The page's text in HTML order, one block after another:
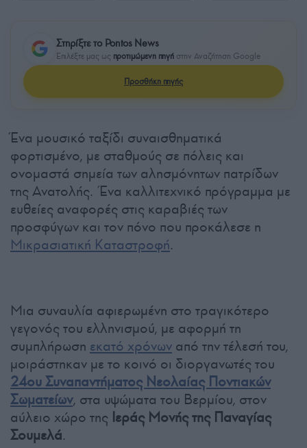
Στηρίξτε το Pontos News
Επιλέξτε μας ως προτιμώμενη πηγή στην Αναζήτηση Google
Προσθήκη πηγής
Ένα μουσικό ταξίδι συναισθηματικά
φορτισμένο, με σταθμούς σε πόλεις και
ονομαστά σημεία των αλησμόνητων πατρίδων
της Ανατολής. Ένα καλλιτεχνικό πρόγραμμα με
ευθείες αναφορές στις καραβιές των
προσφύγων και τον πόνο που προκάλεσε η
Μικρασιατική Καταστροφή.
Μια συναυλία αφιερωμένη στο τραγικότερο
γεγονός του ελληνισμού, με αφορμή τη
συμπλήρωση εκατό χρόνων από την τέλεσή τoυ,
μοιράστηκαν με το κοινό οι διοργανωτές του
24ου Συναπαντήματος Νεολαίας Ποντιακών
Σωματείων, στα υψώματα του Βερμίου, στον
αύλειο χώρο της Ιεράς Μονής της Παναγίας
Σουμελά.